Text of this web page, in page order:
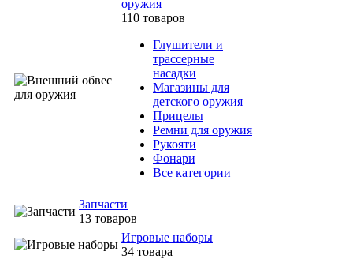
оружия
110 товаров
Глушители и
трассерные
насадки
Магазины для
детского оружия
Прицелы
Ремни для оружия
Рукояти
Фонари
Все категории
Запчасти
13 товаров
Игровые наборы
34 товара